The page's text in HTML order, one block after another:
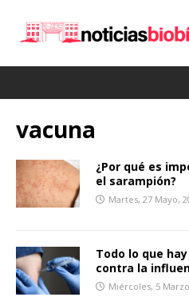
vacuna
¿Por qué es
el sarampión?
Martes, 27 Mayo,
Todo lo que
contra la
Miércoles, 5